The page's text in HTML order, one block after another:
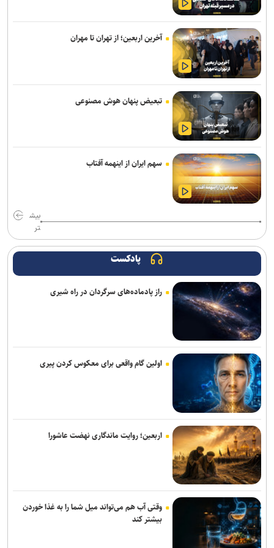
سفر مربی جدید استقلال به ایران
استعلام استقلال از فیفا در مورد جذب بازیکن آزاد و پنجره تیم بانوان
واگذاری امتیاز شناورسازی قشم به سازمان منطقه آزاد/ بازگشت اصولی به
مدیریت فوتبال
رکوردهای جهانی یوسفی و نصیری حفظ شد
تور جهانی تنیس صربستان| ادامه پیروزی‌های یزدانی و جدال با نماینده
روسیه
گودرزی: برخی از هندی‌ها سن‌شان تقلبی است ولی نباید باز هم به آنها
می‌باختیم/ ۵-۶ چهره خوب به کشتی ایران معرفی کردیم
رئیس فدراسیون بوکس: یک اعزام ما هزینه چهار اعزام رشته‌های دیگر را
امیرحسین زارع؛ از استقلال تا بانک شهر؛ سامانه‌ باز و عدم رسمی شدن
هیچ قراردادی!
برگزاری مجمع سالیانه فدراسیون بدمینتون
تور جهانی تنیس صربستان| یزدانی با عبور از روسیه به مراکش رسید
سرمربی اوکراینی تیم ملی آب‌های آرام: به شاگردانم ایمان دارم/ توانایی
کسب مدال را در ناگویا داریم
اولین اردوی مشترکی ملی‌پوشان نیراندازی با همتایان چینی
بانک شهر از شرکت در لیگ برتر کشتی انصراف می‌دهد؟
اعلام زمان بازگشت گرا به تمرینات گروهی پرسپولیس
گروسی: استقلال باید به جوانانش میدان بدهد/دل رضاییان با تیم نبود و
بهتر که جدا شد
میکائیلی: استقلال برای تکرار قهرمانی در لیگ برتر امسال شرکت می‌کند/
شرایط‌مان بهتر از بقیه است
زمزمه‌هایی از طرح لالوویچ؛ مشکل «سن واقعی» کشتی‌گیران حل
می‌شود؟
آخرین اربعین؛ از تهران تا مهران
تبعیض پنهان هوش مصنوعی
سهم ایران از اینهمه آفتاب
بیش
تر
پادکست
راز پادماده‌های سرگردان در راه شیری
اولین گام واقعی برای معکوس کردن پیری
اربعین؛ روایت ماندگاری نهضت عاشورا
وقتی آب هم می‌تواند میل شما را به غذا خوردن
بیشتر کند